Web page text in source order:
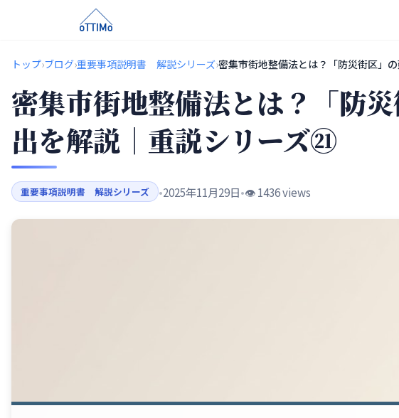
トップ›ブログ›重要事項説明書 解説シリーズ›密集市街地整備法とは？「防災街区」
密集市街地整備法とは？「防
出を解説｜重説シリーズ㉑
重要事項説明書 解説シリーズ •2025年11月29日•👁️ 1436 views